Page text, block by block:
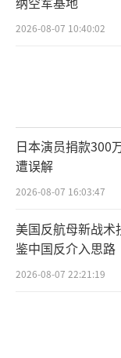
2026-08-07 10:40:02
日本演员捐款300
遭误解
2026-08-07 16:03:47
美国反航母新战
鉴中国反介入思路
2026-08-07 22:21:19